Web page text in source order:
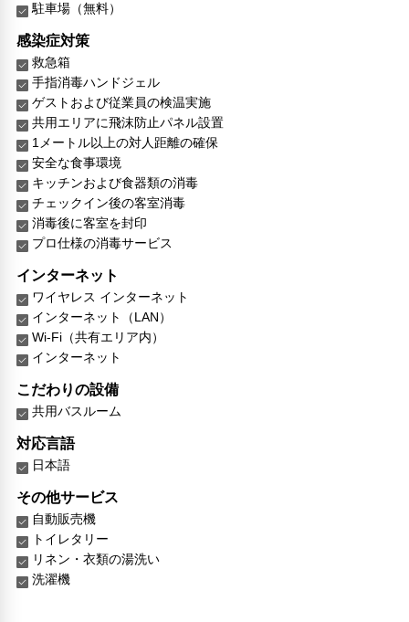
駐車場（無料）
感染症対策
救急箱
手指消毒ハンドジェル
ゲストおよび従業員の検温実施
共用エリアに飛沫防止パネル設置
1メートル以上の対人距離の確保
安全な食事環境
キッチンおよび食器類の消毒
チェックイン後の客室消毒
消毒後に客室を封印
プロ仕様の消毒サービス
インターネット
ワイヤレス インターネット
インターネット（LAN）
Wi-Fi（共有エリア内）
インターネット
こだわりの設備
共用バスルーム
対応言語
日本語
その他サービス
自動販売機
トイレタリー
リネン・衣類の湯洗い
洗濯機